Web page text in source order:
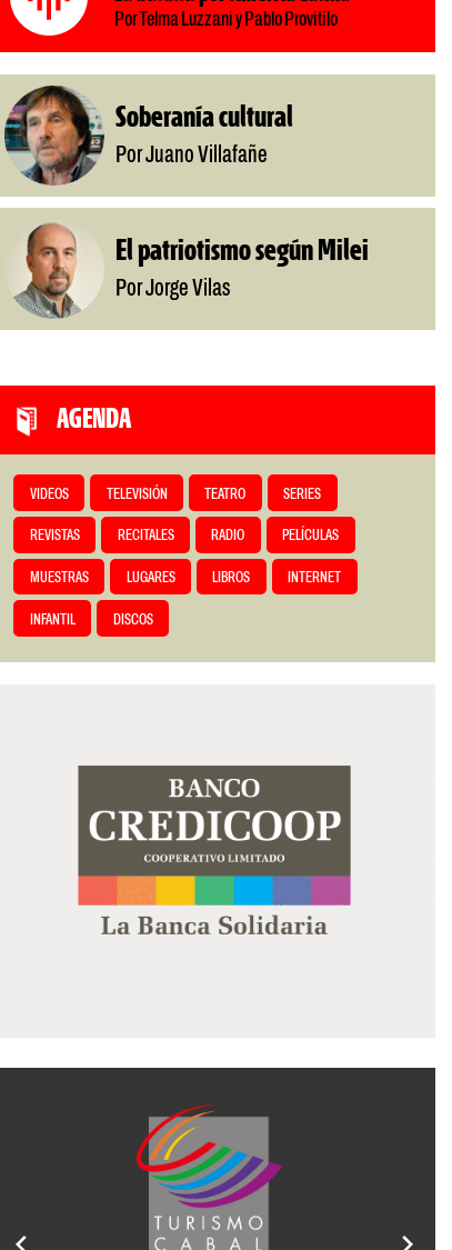
Por Telma Luzzani y Pablo Provitilo
Soberanía cultural
Por Juano Villafañe
El patriotismo según Milei
Por Jorge Vilas
AGENDA
VIDEOS TELEVISIÓN TEATRO SERIES
REVISTAS RECITALES RADIO PELÍCULAS
MUESTRAS LUGARES LIBROS INTERNET
INFANTIL DISCOS